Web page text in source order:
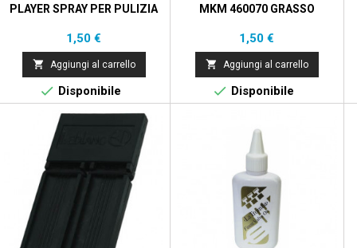
PLAYER SPRAY PER PULIZIA
Prezzo
1,50 €
 Aggiungi al carrello
 Disponibile
MKM 460070 GRASSO
Prezzo
1,50 €
 Aggiungi al carrello
 Disponibile